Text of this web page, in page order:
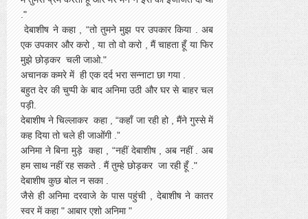
."
देबाशीष ने कहा , “तो तुमने मुझ पर उपकार किया . अब
एक उपकार और करो , या तो वो करो , मैं चाहता हूँ या फिर
मुझे छोड़कर चली जाओ."
अचानक कमरे में ही एक दर्द भरा सन्नाटा छा गया .
बहुत देर की चुप्पी के बाद अनिमा उठी और घर से बाहर चल
पड़ी.
देबाशीष ने चिल्लाकर कहा , “कहाँ जा रही हो , मैंने गुस्से में
कह दिया तो चले ही जाओंगी .”
अनिमा ने बिना मुड़े कहा , “नहीं देबाशीष , अब नहीं . अब
हम साथ नहीं रह सकते . मैं तुम्हे छोड़कर जा रही हूँ ."
देबाशीष कुछ बोल न सका .
जैसे ही अनिमा दरवाजे के पास पहुंची , देबाशीष ने कातर
स्वर में कहा " आबार एशो अनिमा "